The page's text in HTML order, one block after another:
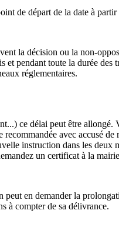
de départ de la date à
la décision ou la non-
pendant toute la durée des
réglementaires.
ce délai peut être allongé.
avec accusé
instruction dans les deux
un certificat à la
en demander la
à compter de sa délivrance.